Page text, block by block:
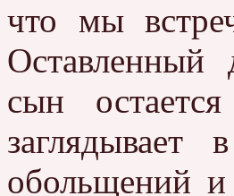
что мы
Оставленный
сын
обольщений